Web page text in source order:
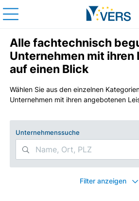
Alle fachtechnisch
Unternehmen mit ihren
auf einen Blick
Wählen Sie aus den einzelnen
Unternehmen mit ihren angebotenen
Unternehmenssuche
Filter anzeigen